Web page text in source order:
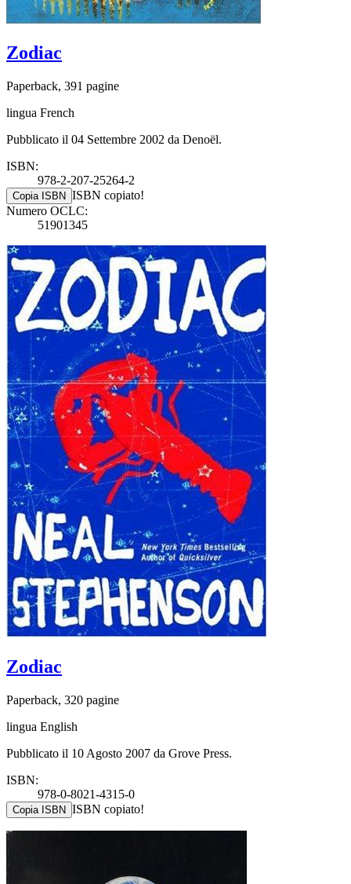
Zodiac
Paperback, 391 pagine
lingua French
Pubblicato il 04 Settembre 2002 da Denoël.
ISBN:
978-2-207-25264-2
Copia ISBN ISBN copiato!
Numero OCLC:
51901345
Zodiac
Paperback, 320 pagine
lingua English
Pubblicato il 10 Agosto 2007 da Grove Press.
ISBN:
978-0-8021-4315-0
Copia ISBN ISBN copiato!